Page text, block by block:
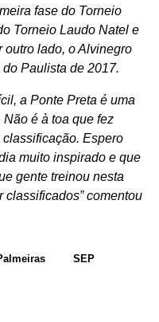
fase do Torneio
Torneio Laudo Natel e
outro lado, o Alvinegro
Paulista de 2017.
a Ponte Preta é uma
é à toa que fez
Espero
muito inspirado e que
gente treinou nesta
classificados” comentou
SEP